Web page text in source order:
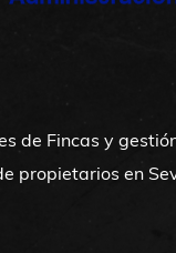
de Fincas y
propietarios en